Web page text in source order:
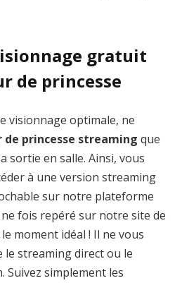
gratuit
de princesse
visionnage optimale, ne
de princesse streaming que
sortie en salle. Ainsi, vous
à une version streaming
sur notre plateforme
fois repéré sur notre site de
moment idéal ! Il ne vous
le streaming direct ou le
Suivez simplement les